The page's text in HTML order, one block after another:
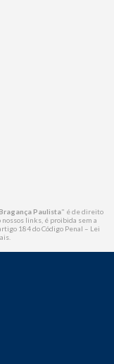
Paulista" é de direito
links, é proibida sem a
184 do Código Penal – Lei
.